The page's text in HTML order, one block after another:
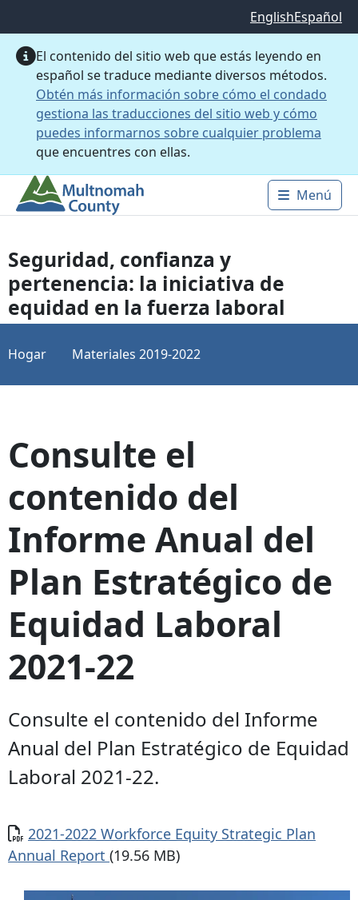
EnglishEspañol
El contenido del sitio web que estás leyendo en
español se traduce mediante diversos métodos.
Obtén más información sobre cómo el condado
gestiona las traducciones del sitio web y cómo
puedes informarnos sobre cualquier problema
que encuentres con ellas.
Main
Menú
Seguridad, confianza y
pertenencia: la iniciativa de
equidad en la fuerza laboral
Hogar Materiales 2019-2022
Consulte el
contenido del
Informe Anual del
Plan Estratégico de
Equidad Laboral
2021-22
Consulte el contenido del Informe
Anual del Plan Estratégico de Equidad
Laboral 2021-22.
Documento
2021-2022 Workforce Equity Strategic Plan
Annual Report (19.56 MB)